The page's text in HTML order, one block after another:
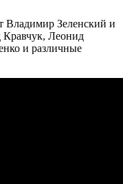
Владимир Зеленский и
Кравчук, Леонид
и различные